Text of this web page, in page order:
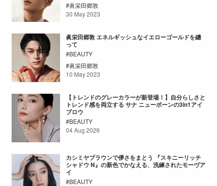
眞栄田郷敦
30 May 2023
眞栄田郷敦 エネルギッシュなイエローゴールドを纏
って
BEAUTY
眞栄田郷敦
10 May 2023
【トレンドのグレーカラーが新登場！】自分らしさと
トレンド感を両立する サナ ニューボーンの3in1アイ
ブロウ
BEAUTY
04 Aug 2026
カシミヤブラウンで儚さをまとう 『スキニーリッチ
シャドウ N』の新色でかなえる、洗練されたモーヴア
イ
BEAUTY